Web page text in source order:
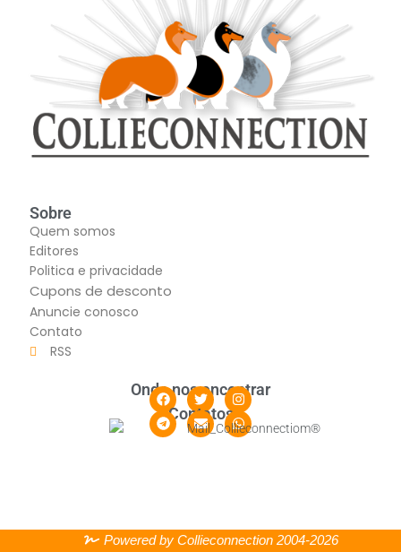
Sobre
Quem somos
Editores
Politica e privacidade
Cupons de desconto
Anuncie conosco
Contato
RSS
Onde nos encontrar
Contatos
Powered by Collieconnection 2004-2026